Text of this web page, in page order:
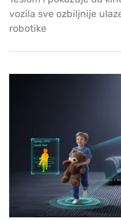
vozila sve ozbiljnije
robotike